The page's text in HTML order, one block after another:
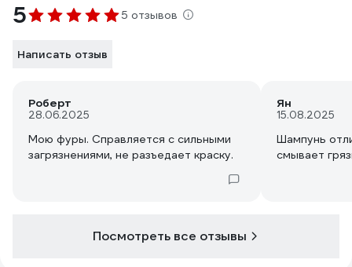
5 5 отзывов
Написать отзыв
Роберт
28.06.2025
Мою фуры. Справляется с сильными
загрязнениями, не разъедает краску.
Ян
15.08.2025
Шампунь
смывает
Посмотреть все отзывы